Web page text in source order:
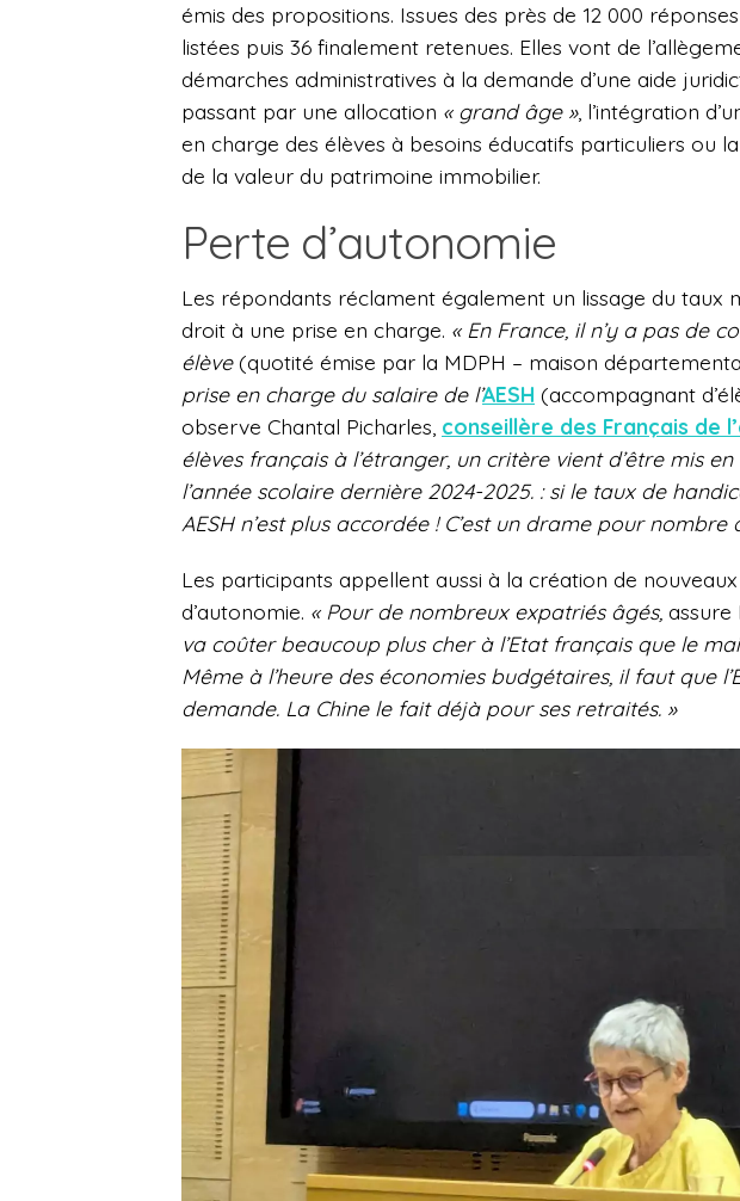
émis des propositions. Issues des près de 12 000
listées puis 36 finalement retenues. Elles vont de
démarches administratives à la demande d’une aide
passant par une allocation « grand âge », l’intégration
en charge des élèves à besoins éducatifs particuliers ou
de la valeur du patrimoine immobilier.
Perte d’autonomie
Les répondants réclament également un lissage du taux
droit à une prise en charge. « En France, il n’y a pas de
élève(quotité émise par la MDPH – maison
prise en charge du salaire de l’AESH (accompagnant
observe Chantal Picharles, conseillère des Français de
élèves français à l’étranger, un critère vient d’être mis
l’année scolaire dernière 2024-2025. : si le taux de
AESH n’est plus accordée ! C’est un drame pour
Les participants appellent aussi à la création de
d’autonomie. « Pour de nombreux expatriés âgés, assure
va coûter beaucoup plus cher à l’Etat français que le
Même à l’heure des économies budgétaires, il faut que
demande. La Chine le fait déjà pour ses retraités. »